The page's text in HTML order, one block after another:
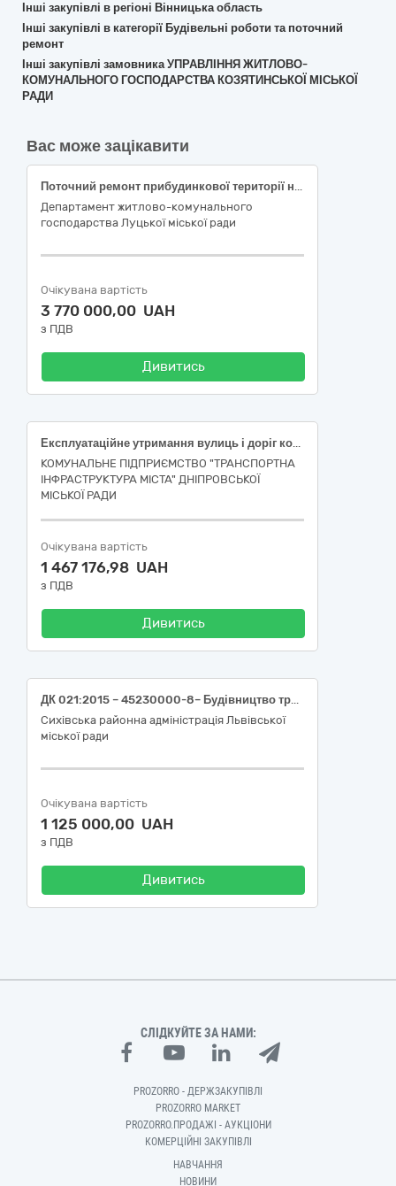
Інші закупівлі в регіоні Вінницька область
Інші закупівлі в категорії Будівельні роботи та поточний
ремонт
Інші закупівлі замовника УПРАВЛІННЯ ЖИТЛОВО-
КОМУНАЛЬНОГО ГОСПОДАРСТВА КОЗЯТИНСЬКОЇ МІСЬКОЇ
РАДИ
Вас може зацікавити
Поточний ремонт прибудинкової території на бульварі Івана Газюка, 11 в місті Луцьку Волинської області (коригування)
Департамент житлово-комунального
господарства Луцької міської ради
Очікувана вартість
3 770 000,00 UAH
з ПДВ
Дивитись
Експлуатаційне утримання вулиць і доріг комунальної власності в населених пунктах: послуги з відновлення або нанесення нової вертикальної та горизонтальної розмітки фарбою та скляними кульками по м. Дніпро
КОМУНАЛЬНЕ ПІДПРИЄМСТВО "ТРАНСПОРТНА
ІНФРАСТРУКТУРА МІСТА" ДНІПРОВСЬКОЇ
МІСЬКОЇ РАДИ
Очікувана вартість
1 467 176,98 UAH
з ПДВ
Дивитись
ДК 021:2015 – 45230000-8– Будівництво трубопроводів, ліній зв’язку та електропередач, шосе, доріг, аеродромів і залізничних доріг; вирівнювання поверхонь - Послуги з поточного ремонту вулично-дорожньої мережі за адресою: вул.Антонича,26 Сихівського району м.Львова
Сихівська районна адміністрація Львівської
міської ради
Очікувана вартість
1 125 000,00 UAH
з ПДВ
Дивитись
СЛІДКУЙТЕ ЗА НАМИ:
PROZORRO - ДЕРЖЗАКУПІВЛІ
PROZORRO MARKET
PROZORRO.ПРОДАЖІ - АУКЦІОНИ
КОМЕРЦІЙНІ ЗАКУПІВЛІ
НАВЧАННЯ
НОВИНИ